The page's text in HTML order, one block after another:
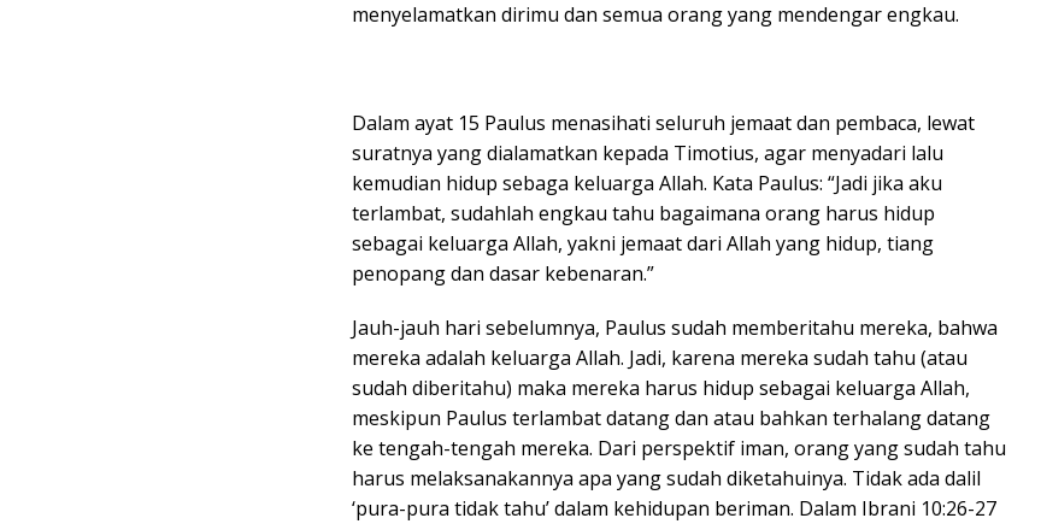
menyelamatkan dirimu dan semua orang yang mendengar engkau.
Dalam ayat 15 Paulus menasihati seluruh jemaat dan pembaca, lewat
suratnya yang dialamatkan kepada Timotius, agar menyadari lalu
kemudian hidup sebaga keluarga Allah. Kata Paulus: “Jadi jika aku
terlambat, sudahlah engkau tahu bagaimana orang harus hidup
sebagai keluarga Allah, yakni jemaat dari Allah yang hidup, tiang
penopang dan dasar kebenaran.”
Jauh-jauh hari sebelumnya, Paulus sudah memberitahu mereka, bahwa
mereka adalah keluarga Allah. Jadi, karena mereka sudah tahu (atau
sudah diberitahu) maka mereka harus hidup sebagai keluarga Allah,
meskipun Paulus terlambat datang dan atau bahkan terhalang datang
ke tengah-tengah mereka. Dari perspektif iman, orang yang sudah tahu
harus melaksanakannya apa yang sudah diketahuinya. Tidak ada dalil
‘pura-pura tidak tahu’ dalam kehidupan beriman. Dalam Ibrani 10:26-27